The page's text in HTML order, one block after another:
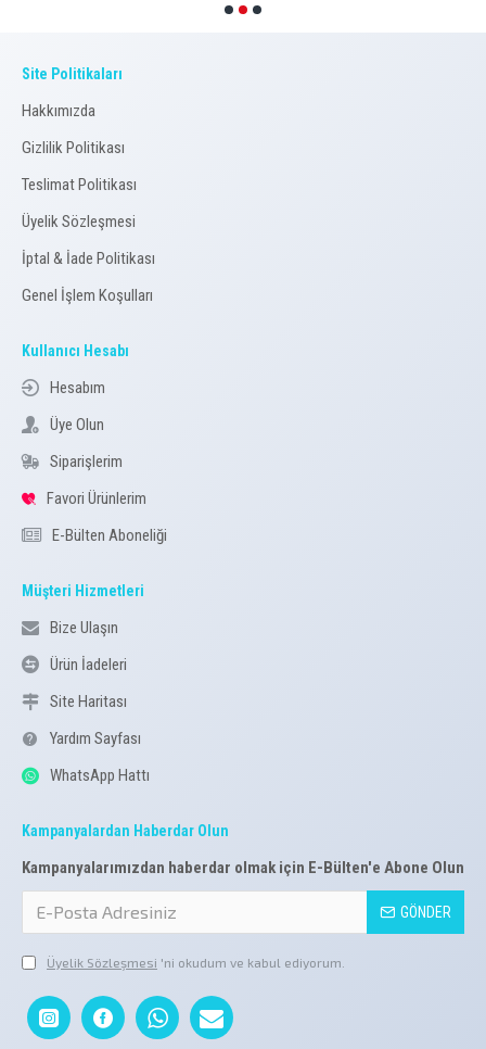
Site Politikaları
Hakkımızda
Gizlilik Politikası
Teslimat Politikası
Üyelik Sözleşmesi
İptal & İade Politikası
Genel İşlem Koşulları
Kullanıcı Hesabı
Hesabım
Üye Olun
Siparişlerim
Favori Ürünlerim
E-Bülten Aboneliği
Müşteri Hizmetleri
Bize Ulaşın
Ürün İadeleri
Site Haritası
Yardım Sayfası
WhatsApp Hattı
Kampanyalardan Haberdar Olun
Kampanyalarımızdan haberdar olmak için E-Bülten'e Abone Olun
GÖNDER
Üyelik Sözleşmesi 'ni okudum ve kabul ediyorum.